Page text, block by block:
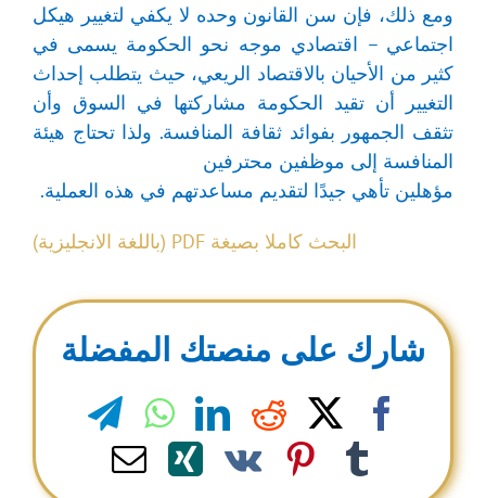
ومع ذلك، فإن سن القانون وحده لا يكفي لتغيير هيكل
اجتماعي – اقتصادي موجه نحو الحكومة يسمى في
كثير من الأحيان بالاقتصاد الريعي، حيث يتطلب إحداث
التغيير أن تقيد الحكومة مشاركتها في السوق وأن
تثقف الجمهور بفوائد ثقافة المنافسة. ولذا تحتاج هيئة
المنافسة إلى موظفين محترفين
مؤهلين تأهي جيدًا لتقديم مساعدتهم في هذه العملية.
البحث كاملا بصيغة PDF (باللغة الانجليزية)
شارك على منصتك المفضلة
Facebook
X
Reddit
LinkedIn
Tumblr
Pinterest
Vk
Xing
Email